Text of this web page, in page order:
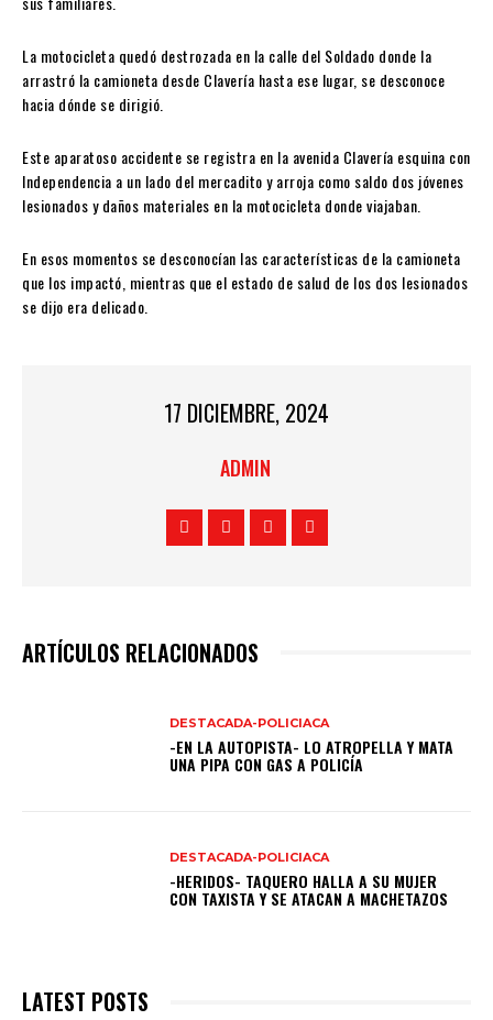
La motocicleta quedó destrozada en la calle del Soldado donde la
arrastró la camioneta desde Clavería hasta ese lugar, se desconoce
hacia dónde se dirigió.
Este aparatoso accidente se registra en la avenida Clavería esquina con
Independencia a un lado del mercadito y arroja como saldo dos jóvenes
lesionados y daños materiales en la motocicleta donde viajaban.
En esos momentos se desconocían las características de la camioneta
que los impactó, mientras que el estado de salud de los dos lesionados
se dijo era delicado.
17 DICIEMBRE, 2024
ADMIN
ARTÍCULOS RELACIONADOS
DESTACADA-POLICIACA
-EN LA AUTOPISTA- LO ATROPELLA Y MATA
UNA PIPA CON GAS A POLICÍA
DESTACADA-POLICIACA
-HERIDOS- TAQUERO HALLA A SU MUJER
CON TAXISTA Y SE ATACAN A MACHETAZOS
LATEST POSTS